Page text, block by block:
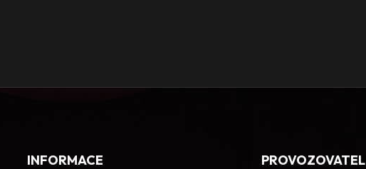
INFORMACE PROVOZOVATEL